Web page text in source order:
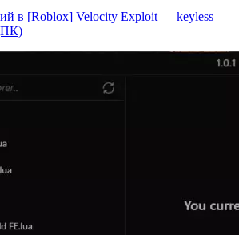
в [Roblox] Velocity Exploit — keyless